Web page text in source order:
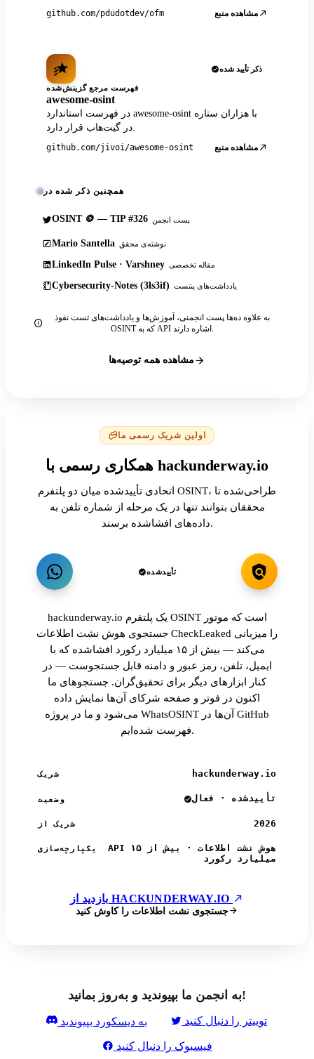
github.com/pdudotdev/ofm مشاهده منبع
ذکر تأیید شده
فهرست مرجع گزینش‌شده
awesome-osint
در فهرست استاندارد awesome-osint با هزاران ستاره
در گیت‌هاب قرار دارد.
github.com/jivoi/awesome-osint مشاهده منبع
همچنین ذکر شده در
OSINT 🪙 — TIP #326 پست انجمن
Mario Santella نوشته‌ی محقق
LinkedIn Pulse · Varshney مقاله تخصصی
Cybersecurity-Notes (3ls3if) یادداشت‌های پنتست
به علاوه ده‌ها پست انجمنی، آموزش‌ها و یادداشت‌های تست نفوذ
OSINT که به API اشاره دارند.
مشاهده همه توصیه‌ها
اولین شریک رسمی ما
همکاری رسمی با hackunderway.io
اتحادی تأییدشده میان دو پلتفرم OSINT، طراحی‌شده تا
محققان بتوانند تنها در یک مرحله از شماره تلفن به
داده‌های افشاشده برسند.
تأییدشده
hackunderway.io یک پلتفرم OSINT است که موتور
جستجوی هوش نشت اطلاعات CheckLeaked را میزبانی
می‌کند — بیش از ۱۵ میلیارد رکورد افشاشده که با
ایمیل، تلفن، رمز عبور و دامنه قابل جستجوست — در
کنار ابزارهای دیگر برای تحقیق‌گران. جستجوهای ما
اکنون در فوتر و صفحه شرکای آن‌ها نمایش داده
می‌شود و ما در پروژه WhatsOSINT آن‌ها در GitHub
فهرست شده‌ایم.
شریک hackunderway.io
وضعیت تأییدشده · فعال
شریک از 2026
یکپارچه‌سازی
API هوش نشت اطلاعات · بیش از ۱۵
میلیارد رکورد
بازدید از HACKUNDERWAY.IO
جستجوی نشت اطلاعات را کاوش کنید
به انجمن ما بپیوندید و به‌روز بمانید!
به دیسکورد بپیوندید توییتر را دنبال کنید
فیسبوک را دنبال کنید